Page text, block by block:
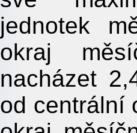
jednotek
okraj
nacházet
od centrální